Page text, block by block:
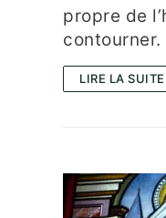
propre de
LIRE LA